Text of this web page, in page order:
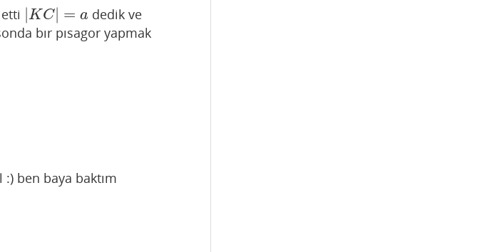
KC| = a
|KC|= a
dedik ve
bır pısagor yapmak
ben baya baktım